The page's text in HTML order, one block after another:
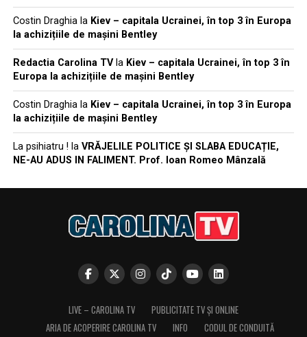
Costin Draghiala Kiev – capitala Ucrainei, în top 3 în Europa
la achizițiile de mașini Bentley
Redactia Carolina TVla Kiev – capitala Ucrainei, în top 3 în
Europa la achizițiile de mașini Bentley
Costin Draghiala Kiev – capitala Ucrainei, în top 3 în Europa
la achizițiile de mașini Bentley
La psihiatru ! la VRĂJELILE POLITICE ȘI SLABA EDUCAȚIE,
NE-AU ADUS IN FALIMENT. Prof. Ioan Romeo Mânzală
LIVE – CAROLINA TV
PUBLICITATE TV ȘI ONLINE
ARIA DE ACOPERIRE CAROLINA TV
INFO CODUL DE CONDUITĂ